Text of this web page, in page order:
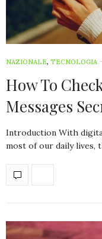
NAZIONALE, TECNOLOGIA
How To
Messages
Introduction With
most of our daily lives,